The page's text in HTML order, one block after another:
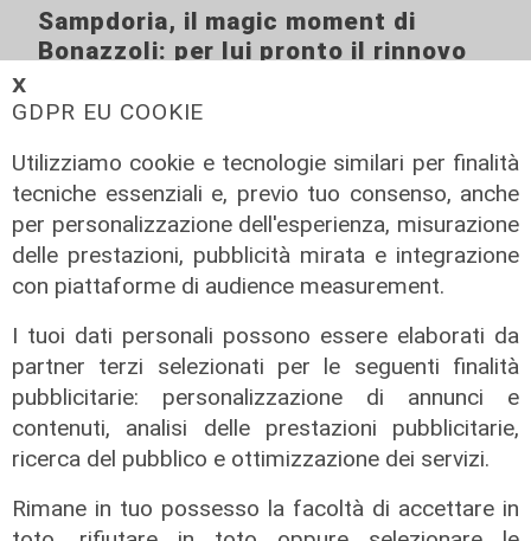
𝗫
GDPR EU COOKIE
Utilizziamo cookie e tecnologie similari per finalità
tecniche essenziali e, previo tuo consenso, anche
per personalizzazione dell'esperienza, misurazione
delle prestazioni, pubblicità mirata e integrazione
con piattaforme di audience measurement.
I tuoi dati personali possono essere elaborati da
partner terzi selezionati per le seguenti finalità
pubblicitarie: personalizzazione di annunci e
contenuti, analisi delle prestazioni pubblicitarie,
ricerca del pubblico e ottimizzazione dei servizi.
Rimane in tuo possesso la facoltà di accettare in
Sampdoria, il magic moment di
Bonazzoli: per lui pronto il rinnovo
17/07/2020
ALTRE NOTIZIE